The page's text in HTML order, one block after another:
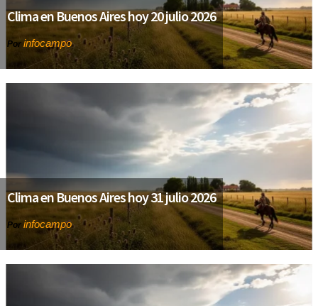
Clima en Buenos Aires hoy 20 julio 2026
Por infocampo
Clima en Buenos Aires hoy 31 julio 2026
Por infocampo